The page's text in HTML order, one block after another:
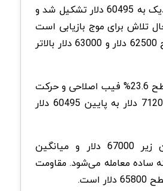
قیمت پایین، نزدیک به 60495 دلار تشکیل شد و
تلاش برای موج بازیابی است
بطوری که از سطح 62500 دلار و 63000 دلار بالاتر
حرکتی بالاتر از سطح 23.6% فیب اصلاحی و حرکت
نزولی از نوسان 71200 دلار به پایین 60495 دلار
بیت کوین اکنون زیر 67000 دلار و میانگین
ساعته ساده معامله می‌شود. مقاومت